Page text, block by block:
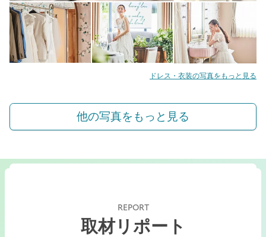
ドレス・衣装の写真をもっと見る
他の写真をもっと見る
REPORT
取材リポート